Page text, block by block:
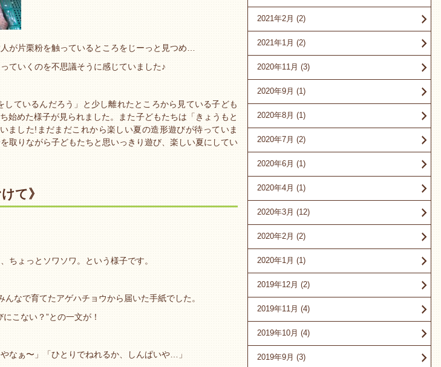
が片栗粉を触っているところをじーっと見つめ…
ていくのを不思議そうに感じていました♪
ているんだろう」と少し離れたところから見ている子ども
始めた様子が見られました。また子どもたちは「きょうもと
ました!まだまだこれから楽しい夏の造形遊びが待っていま
取りながら子どもたちと思いっきり遊び、楽しい夏にしてい
て》
ちょっとソワソワ。という様子です。
なで育てたアゲハチョウから届いた手紙でした。
こない？”との一文が！
なぁ〜」「ひとりでねれるか、しんぱいや…」
2021年2月 (2)
2021年1月 (2)
2020年11月 (3)
2020年9月 (1)
2020年8月 (1)
2020年7月 (2)
2020年6月 (1)
2020年4月 (1)
2020年3月 (12)
2020年2月 (2)
2020年1月 (1)
2019年12月 (2)
2019年11月 (4)
2019年10月 (4)
2019年9月 (3)